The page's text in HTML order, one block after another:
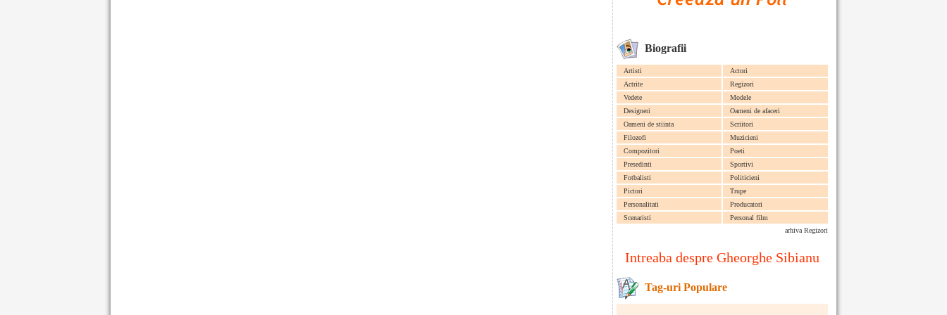
Biografii
Artisti
Actori
Actrite
Regizori
Vedete
Modele
Designeri
Oameni de afaceri
Oameni de stiinta
Scriitori
Filozofi
Muzicieni
Compozitori
Poeti
Presedinti
Sportivi
Fotbalisti
Politicieni
Pictori
Trupe
Personalitati
Producatori
Scenaristi
Personal film
arhiva Regizori
Intreaba despre Gheorghe Sibianu
Tag-uri Populare